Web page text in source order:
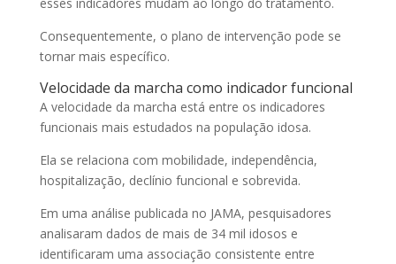
Consequentemente, o plano de intervenção pode se
tornar mais específico.
Velocidade da marcha como indicador funcional
A velocidade da marcha está entre os indicadores
funcionais mais estudados na população idosa.
Ela se relaciona com mobilidade, independência,
hospitalização, declínio funcional e sobrevida.
Em uma análise publicada no JAMA, pesquisadores
analisaram dados de mais de 34 mil idosos e
identificaram uma associação consistente entre